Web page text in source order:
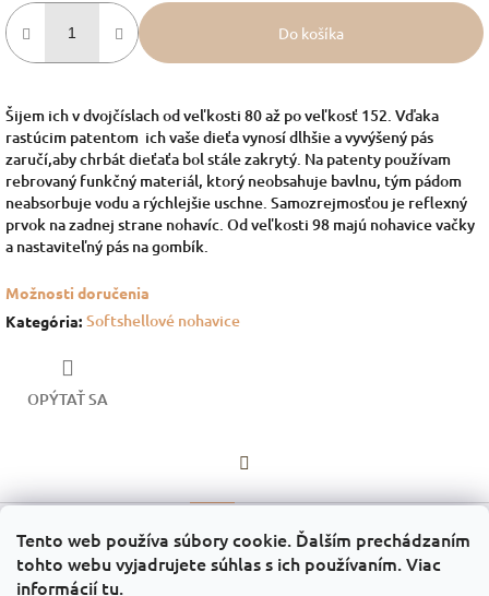
Tento web používa súbory cookie. Ďalším prechádzaním
tohto webu vyjadrujete súhlas s ich používaním. Viac
informáciítu.
Do košíka
Šijem ich v dvojčíslach od veľkosti 80 až po veľkosť 152. Vďaka
rastúcim patentom ich vaše dieťa vynosí dlhšie a vyvýšený pás
zaručí,aby chrbát dieťaťa bol stále zakrytý. Na patenty používam
rebrovaný funkčný materiál, ktorý neobsahuje bavlnu, tým pádom
neabsorbuje vodu a rýchlejšie uschne. Samozrejmosťou je reflexný
prvok na zadnej strane nohavíc. Od veľkosti 98 majú nohavice vačky
a nastaviteľný pás na gombík.
Možnosti doručenia
Kategória: Softshellové nohavice
OPÝTAŤ SA
Patenty môžu byť čierne, ružové a bledohnedé.